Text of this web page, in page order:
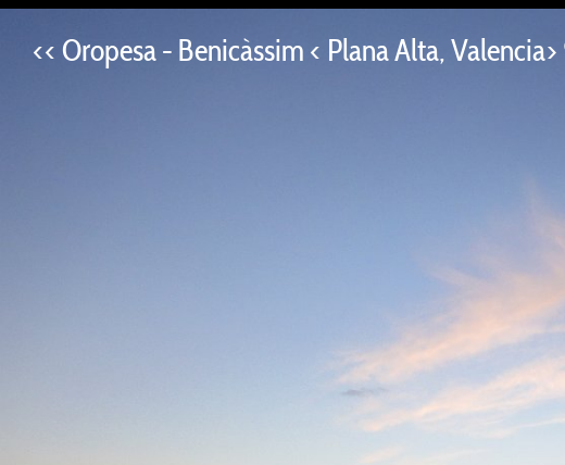
<< Oropesa - Benicàssim < Plana Alta,